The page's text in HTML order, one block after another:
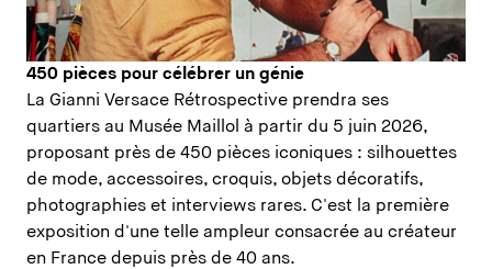
450 pièces pour célébrer un génie
La Gianni Versace Rétrospective prendra ses
quartiers au Musée Maillol à partir du 5 juin 2026,
proposant près de 450 pièces iconiques : silhouettes
de mode, accessoires, croquis, objets décoratifs,
photographies et interviews rares. C'est la première
exposition d'une telle ampleur consacrée au créateur
en France depuis près de 40 ans.